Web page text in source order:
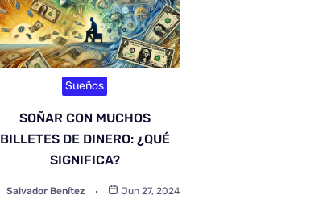
Sueños
SOÑAR CON MUCHOS
BILLETES DE DINERO: ¿QUÉ
SIGNIFICA?
Salvador Benítez Jun 27, 2024